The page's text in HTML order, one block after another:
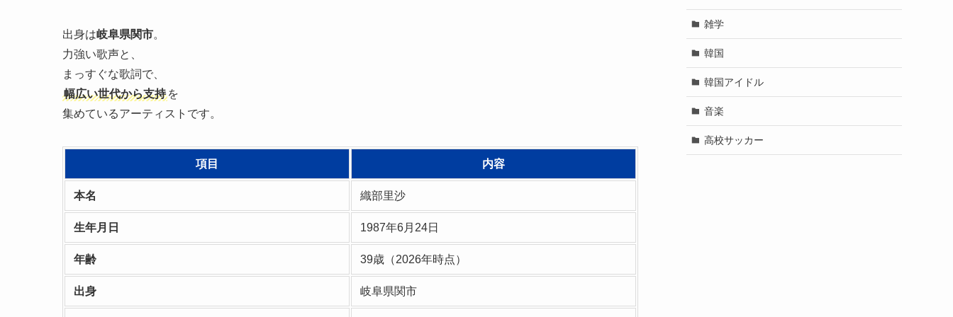
出身は岐阜県関市。
力強い歌声と、
まっすぐな歌詞で、
幅広い世代から支持 を
集めているアーティストです。
項目 内容
本名 織部里沙
生年月日 1987年6月24日
年齢 39歳（2026年時点）
出身 岐阜県関市
雑学
韓国
韓国アイドル
音楽
高校サッカー